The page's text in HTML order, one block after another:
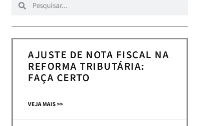
AJUSTE DE NOTA FISCAL NA
REFORMA TRIBUTÁRIA:
FAÇA CERTO
VEJA MAIS >>